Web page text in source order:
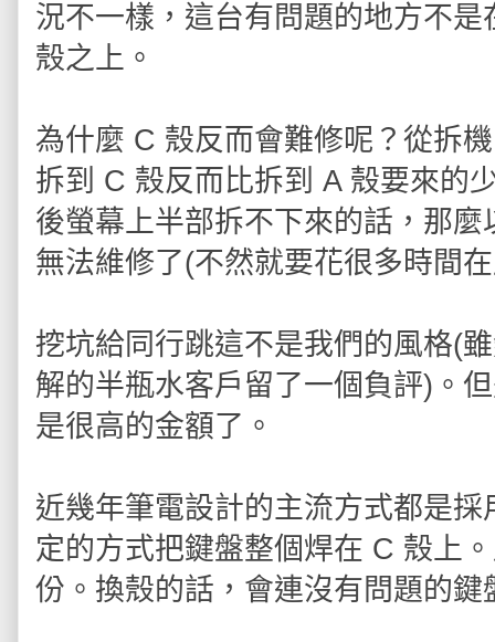
況不一樣，這台有問題的地方不
殼之上。
為什麼 C 殼反而會難修呢？從拆
拆到 C 殼反而比拆到 A 殼要來的
後螢幕上半部拆不下來的話，那
無法維修了(不然就要花很多時間
挖坑給同行跳這不是我們的風格(
解的半瓶水客戶留了一個負評)。
是很高的金額了。
近幾年筆電設計的主流方式都是
定的方式把鍵盤整個焊在 C 殼上
份。換殼的話，會連沒有問題的鍵